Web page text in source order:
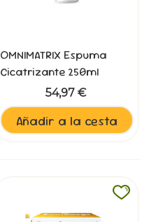
OMNIMATRIX Espuma
Cicatrizante 250ml
54,97 €
Añadir a la cesta